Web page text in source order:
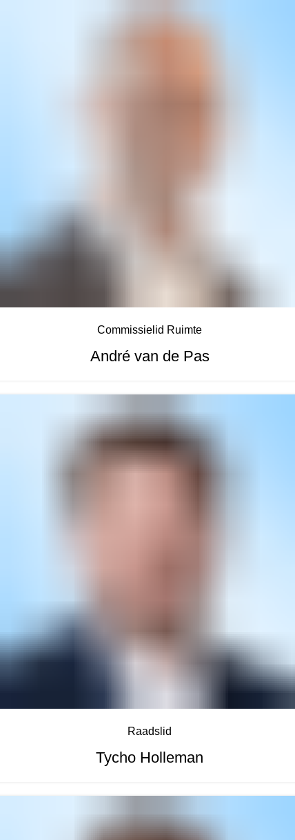
Commissielid Ruimte
André van de Pas
Raadslid
Tycho Holleman